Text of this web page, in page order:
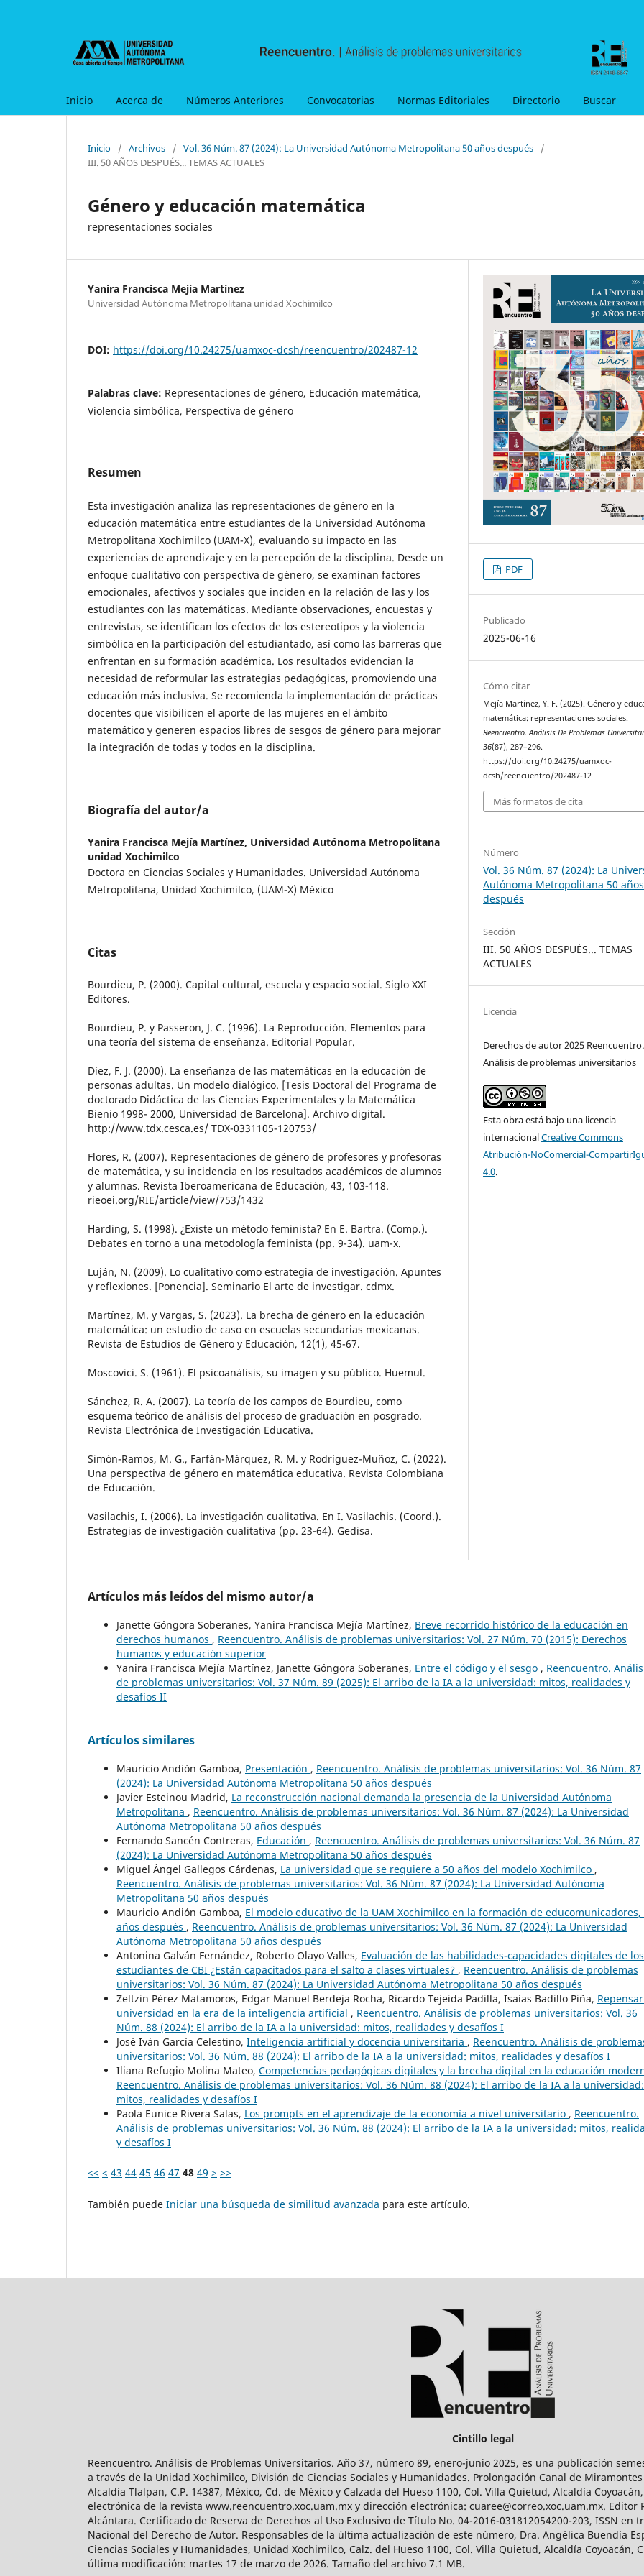
Inicio Acerca de Números Anteriores Convocatorias Normas Editoriales Directorio Buscar
Inicio / Archivos / Vol. 36 Núm. 87 (2024): La Universidad Autónoma Metropolitana 50 años después
/
III. 50 AÑOS DESPUÉS... TEMAS ACTUALES
Género y educación matemática
representaciones sociales
Yanira Francisca Mejía Martínez
Universidad Autónoma Metropolitana unidad Xochimilco
DOI: https://doi.org/10.24275/uamxoc-dcsh/reencuentro/202487-12
Palabras clave: Representaciones de género, Educación matemática,
Violencia simbólica, Perspectiva de género
Resumen
Esta investigación analiza las representaciones de género en la
educación matemática entre estudiantes de la Universidad Autónoma
Metropolitana Xochimilco (UAM-X), evaluando su impacto en las
experiencias de aprendizaje y en la percepción de la disciplina. Desde un
enfoque cualitativo con perspectiva de género, se examinan factores
emocionales, afectivos y sociales que inciden en la relación de las y los
estudiantes con las matemáticas. Mediante observaciones, encuestas y
entrevistas, se identifican los efectos de los estereotipos y la violencia
simbólica en la participación del estudiantado, así como las barreras que
enfrentan en su formación académica. Los resultados evidencian la
necesidad de reformular las estrategias pedagógicas, promoviendo una
educación más inclusiva. Se recomienda la implementación de prácticas
docentes que visibilicen el aporte de las mujeres en el ámbito
matemático y generen espacios libres de sesgos de género para mejorar
la integración de todas y todos en la disciplina.
Biografía del autor/a
Yanira Francisca Mejía Martínez, Universidad Autónoma Metropolitana
unidad Xochimilco
Doctora en Ciencias Sociales y Humanidades. Universidad Autónoma
Metropolitana, Unidad Xochimilco, (UAM-X) México
Citas
Bourdieu, P. (2000). Capital cultural, escuela y espacio social. Siglo XXI
Editores.
Bourdieu, P. y Passeron, J. C. (1996). La Reproducción. Elementos para
una teoría del sistema de enseñanza. Editorial Popular.
Díez, F. J. (2000). La enseñanza de las matemáticas en la educación de
personas adultas. Un modelo dialógico. [Tesis Doctoral del Programa de
doctorado Didáctica de las Ciencias Experimentales y la Matemática
Bienio 1998- 2000, Universidad de Barcelona]. Archivo digital.
http://www.tdx.cesca.es/ TDX-0331105-120753/
Flores, R. (2007). Representaciones de género de profesores y profesoras
de matemática, y su incidencia en los resultados académicos de alumnos
y alumnas. Revista Iberoamericana de Educación, 43, 103-118.
rieoei.org/RIE/article/view/753/1432
Harding, S. (1998). ¿Existe un método feminista? En E. Bartra. (Comp.).
Debates en torno a una metodología feminista (pp. 9-34). uam-x.
Luján, N. (2009). Lo cualitativo como estrategia de investigación. Apuntes
y reflexiones. [Ponencia]. Seminario El arte de investigar. cdmx.
Martínez, M. y Vargas, S. (2023). La brecha de género en la educación
matemática: un estudio de caso en escuelas secundarias mexicanas.
Revista de Estudios de Género y Educación, 12(1), 45-67.
Moscovici. S. (1961). El psicoanálisis, su imagen y su público. Huemul.
Sánchez, R. A. (2007). La teoría de los campos de Bourdieu, como
esquema teórico de análisis del proceso de graduación en posgrado.
Revista Electrónica de Investigación Educativa.
Simón-Ramos, M. G., Farfán-Márquez, R. M. y Rodríguez-Muñoz, C. (2022).
Una perspectiva de género en matemática educativa. Revista Colombiana
de Educación.
Vasilachis, I. (2006). La investigación cualitativa. En I. Vasilachis. (Coord.).
Estrategias de investigación cualitativa (pp. 23-64). Gedisa.
PDF
Publicado
2025-06-16
Cómo citar
Mejía Martínez, Y. F. (2025). Género y
matemática: representaciones sociales.
Reencuentro. Análisis De Problemas
36(87), 287–296.
https://doi.org/10.24275/uamxoc-
dcsh/reencuentro/202487-12
Más formatos de cita
Número
Vol. 36 Núm. 87 (2024): La
Autónoma Metropolitana 50 años
después
Sección
III. 50 AÑOS DESPUÉS... TEMAS
ACTUALES
Licencia
Derechos de autor 2025 Reencuentro.
Análisis de problemas universitarios
Esta obra está bajo una licencia
internacionalCreative Commons
Atribución-NoComercial-
4.0.
Artículos más leídos del mismo autor/a
Janette Góngora Soberanes, Yanira Francisca Mejía Martínez, Breve recorrido histórico de la educación en
derechos humanos , Reencuentro. Análisis de problemas universitarios: Vol. 27 Núm. 70 (2015): Derechos
humanos y educación superior
Yanira Francisca Mejía Martínez, Janette Góngora Soberanes, Entre el código y el sesgo , Reencuentro.
de problemas universitarios: Vol. 37 Núm. 89 (2025): El arribo de la IA a la universidad: mitos, realidades y
desafíos II
Artículos similares
Mauricio Andión Gamboa, Presentación , Reencuentro. Análisis de problemas universitarios: Vol. 36 Núm. 87
(2024): La Universidad Autónoma Metropolitana 50 años después
Javier Esteinou Madrid, La reconstrucción nacional demanda la presencia de la Universidad Autónoma
Metropolitana , Reencuentro. Análisis de problemas universitarios: Vol. 36 Núm. 87 (2024): La Universidad
Autónoma Metropolitana 50 años después
Fernando Sancén Contreras, Educación , Reencuentro. Análisis de problemas universitarios: Vol. 36 Núm. 87
(2024): La Universidad Autónoma Metropolitana 50 años después
Miguel Ángel Gallegos Cárdenas, La universidad que se requiere a 50 años del modelo Xochimilco ,
Reencuentro. Análisis de problemas universitarios: Vol. 36 Núm. 87 (2024): La Universidad Autónoma
Metropolitana 50 años después
Mauricio Andión Gamboa, El modelo educativo de la UAM Xochimilco en la formación de educomunicadores,
años después , Reencuentro. Análisis de problemas universitarios: Vol. 36 Núm. 87 (2024): La Universidad
Autónoma Metropolitana 50 años después
Antonina Galván Fernández, Roberto Olayo Valles, Evaluación de las habilidades-capacidades digitales de los
estudiantes de CBI ¿Están capacitados para el salto a clases virtuales? , Reencuentro. Análisis de problemas
universitarios: Vol. 36 Núm. 87 (2024): La Universidad Autónoma Metropolitana 50 años después
Zeltzin Pérez Matamoros, Edgar Manuel Berdeja Rocha, Ricardo Tejeida Padilla, Isaías Badillo Piña,
universidad en la era de la inteligencia artificial , Reencuentro. Análisis de problemas universitarios: Vol. 36
Núm. 88 (2024): El arribo de la IA a la universidad: mitos, realidades y desafíos I
José Iván García Celestino, Inteligencia artificial y docencia universitaria , Reencuentro. Análisis de
universitarios: Vol. 36 Núm. 88 (2024): El arribo de la IA a la universidad: mitos, realidades y desafíos I
Iliana Refugio Molina Mateo, Competencias pedagógicas digitales y la brecha digital en la educación
Reencuentro. Análisis de problemas universitarios: Vol. 36 Núm. 88 (2024): El arribo de la IA a la universidad:
mitos, realidades y desafíos I
Paola Eunice Rivera Salas, Los prompts en el aprendizaje de la economía a nivel universitario , Reencuentro.
Análisis de problemas universitarios: Vol. 36 Núm. 88 (2024): El arribo de la IA a la universidad: mitos,
y desafíos I
<< < 43 44 45 46 47 48 49 > >>
También puede Iniciar una búsqueda de similitud avanzada para este artículo.
Cintillo legal
Reencuentro. Análisis de Problemas Universitarios. Año 37, número 89, enero-junio 2025, es una publicación
a través de la Unidad Xochimilco, División de Ciencias Sociales y Humanidades. Prolongación Canal de Miramontes
Alcaldía Tlalpan, C.P. 14387, México, Cd. de México y Calzada del Hueso 1100, Col. Villa Quietud, Alcaldía
electrónica de la revista www.reencuentro.xoc.uam.mx y dirección electrónica: cuaree@correo.xoc.uam.mx. Editor
Alcántara. Certificado de Reserva de Derechos al Uso Exclusivo de Título No. 04-2016-031812054200-203, ISSN
Nacional del Derecho de Autor. Responsables de la última actualización de este número, Dra. Angélica Buendía
Ciencias Sociales y Humanidades, Unidad Xochimilco, Calz. del Hueso 1100, Col. Villa Quietud, Alcaldía Coyoacán,
última modificación: martes 17 de marzo de 2026. Tamaño del archivo 7.1 MB.